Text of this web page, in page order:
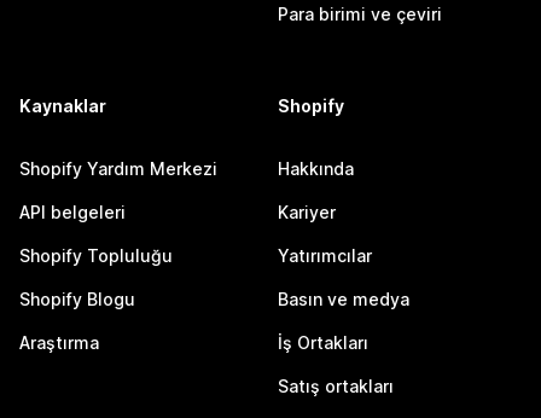
Para birimi ve çeviri
Kaynaklar
Shopify Yardım Merkezi
API belgeleri
Shopify Topluluğu
Shopify Blogu
Araştırma
Shopify
Hakkında
Kariyer
Yatırımcılar
Basın ve medya
İş Ortakları
Satış ortakları